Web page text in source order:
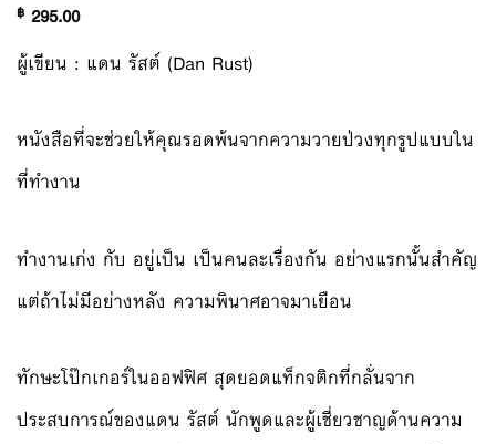
฿ 295.00
ผู้เขียน : แดน รัสต์ (Dan Rust)
หนังสือที่จะช่วยให้คุณรอดพ้นจากความวายป่วงทุกรูปแบบใน
ที่ทำงาน
ทำงานเก่ง กับ อยู่เป็น เป็นคนละเรื่องกัน อย่างแรกนั้นสำคัญ
แต่ถ้าไม่มีอย่างหลัง ความพินาศอาจมาเยือน
ทักษะโป๊กเกอร์ในออฟฟิศ สุดยอดแท็กจติกที่กลั่นจาก
ประสบการณ์ของแดน รัสต์ นักพูดและผู้เชี่ยวชาญด้านความ